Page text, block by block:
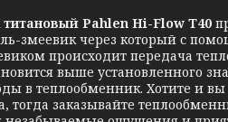
титановый Pahlen Hi-Flow T40
змеевик через который с
происходит передача
выше установленного
в теплообменник. Хотите и вы
тогда заказывайте